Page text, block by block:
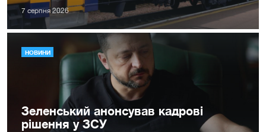
7 серпня 2026
НОВИНИ
Зеленський анонсував кадрові
рішення у ЗСУ